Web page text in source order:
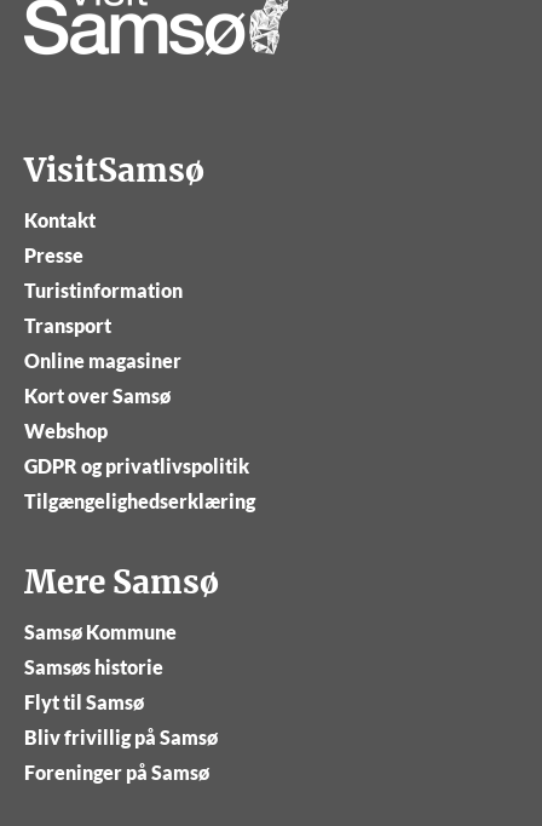
VisitSamsø
Kontakt
Presse
Turistinformation
Transport
Online magasiner
Kort over Samsø
Webshop
GDPR og privatlivspolitik
Tilgængelighedserklæring
Mere Samsø
Samsø Kommune
Samsøs historie
Flyt til Samsø
Bliv frivillig på Samsø
Foreninger på Samsø